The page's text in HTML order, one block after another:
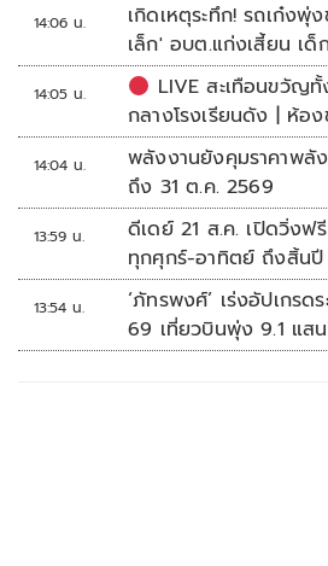
14:06 น.
เกิดเหตุระทึก! รถเก๋ง
เล็ก' อบต.แก่งเสี้ยน เด็
14:05 น.
LIVE สะเทือนขวัญทั้
กลางโรงเรียนดัง | ห้อ
14:04 น.
พลังงานยังคุมราคาพลั
ถึง 31 ต.ค. 2569
13:59 น.
ดีเดย์ 21 ส.ค. เปิดวิ่งฟ
ทุกศุกร์-อาทิตย์ ถึงสิ้น
13:54 น.
‘ภัทรพงศ์’ เร่งอัปเกรด
69 เที่ยวบินพุ่ง 9.1 แส